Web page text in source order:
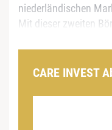
niederländischen
Mit dieser zweiten
CARE INVEST